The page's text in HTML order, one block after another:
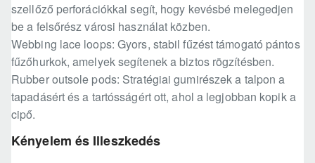
szellőző perforációkkal segít, hogy kevésbé melegedjen
be a felsőrész városi használat közben.
Webbing lace loops: Gyors, stabil fűzést támogató pántos
fűzőhurkok, amelyek segítenek a biztos rögzítésben.
Rubber outsole pods: Stratégiai gumirészek a talpon a
tapadásért és a tartósságért ott, ahol a legjobban kopik a
cipő.
Kényelem és Illeszkedés